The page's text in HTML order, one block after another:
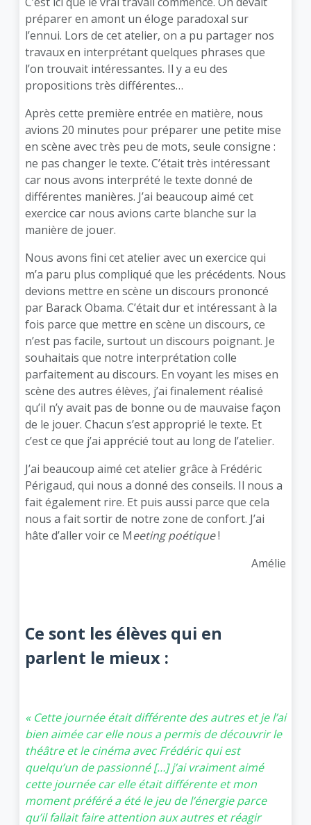
préparer en amont un éloge paradoxal sur
l’ennui. Lors de cet atelier, on a pu partager nos
travaux en interprétant quelques phrases que
l’on trouvait intéressantes. Il y a eu des
propositions très différentes…
Après cette première entrée en matière, nous
avions 20 minutes pour préparer une petite mise
en scène avec très peu de mots, seule consigne :
ne pas changer le texte. C’était très intéressant
car nous avons interprété le texte donné de
différentes manières. J’ai beaucoup aimé cet
exercice car nous avions carte blanche sur la
manière de jouer.
Nous avons fini cet atelier avec un exercice qui
m’a paru plus compliqué que les précédents. Nous
devions mettre en scène un discours prononcé
par Barack Obama. C’était dur et intéressant à la
fois parce que mettre en scène un discours, ce
n’est pas facile, surtout un discours poignant. Je
souhaitais que notre interprétation colle
parfaitement au discours. En voyant les mises en
scène des autres élèves, j’ai finalement réalisé
qu’il n’y avait pas de bonne ou de mauvaise façon
de le jouer. Chacun s’est approprié le texte. Et
c’est ce que j’ai apprécié tout au long de l’atelier.
J’ai beaucoup aimé cet atelier grâce à Frédéric
Périgaud, qui nous a donné des conseils. Il nous a
fait également rire. Et puis aussi parce que cela
nous a fait sortir de notre zone de confort. J’ai
hâte d’aller voir ce Meeting poétique!
Amélie
Ce sont les élèves qui en
parlent le mieux :
« Cette journée était différente des autres et je l’ai
bien aimée car elle nous a permis de découvrir le
théâtre et le cinéma avec Frédéric qui est
quelqu’un de passionné […] j’ai vraiment aimé
cette journée car elle était différente et mon
moment préféré a été le jeu de l’énergie parce
qu’il fallait faire attention aux autres et réagir